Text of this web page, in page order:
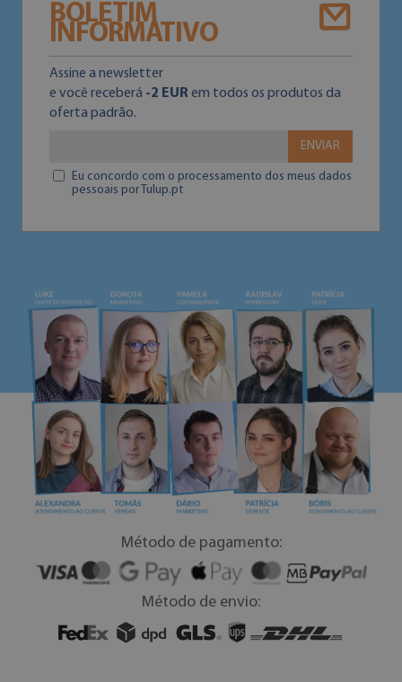
BOLETIM
INFORMATIVO
Assine a newsletter
e você receberá -2 EUR em todos os produtos da
oferta padrão.
ENVIAR
Eu concordo com o processamento dos meus dados
pessoais por Tulup.pt
Método de pagamento:
Método de envio: